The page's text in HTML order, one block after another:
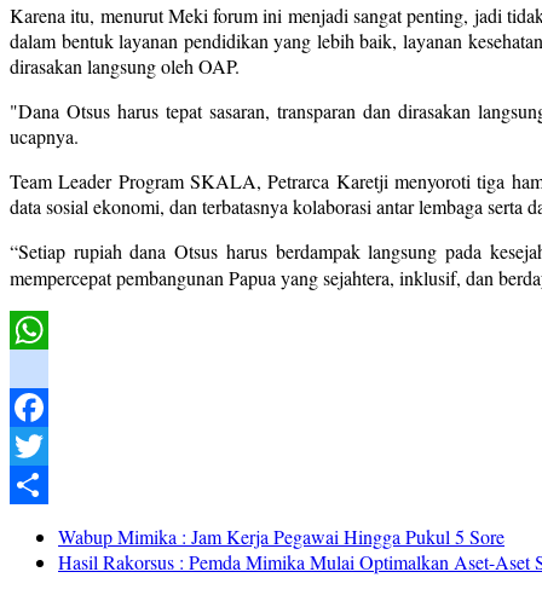
Karena itu, menurut Meki forum ini menjadi sangat penting, jadi
dalam bentuk layanan pendidikan yang lebih baik, layanan
dirasakan langsung oleh OAP.
"Dana Otsus harus tepat sasaran, transparan dan dirasakan
ucapnya.
Team Leader Program SKALA, Petrarca Karetji menyoroti tiga
data sosial ekonomi, dan terbatasnya kolaborasi antar lembaga serta
“Setiap rupiah dana Otsus harus berdampak langsung pada
mempercepat pembangunan Papua yang sejahtera, inklusif, dan
instagram
Facebook
Twitter
Wabup Mimika : Jam Kerja Pegawai Hingga Pukul 5 Sore
Hasil Rakorsus : Pemda Mimika Mulai Optimalkan Aset-Aset